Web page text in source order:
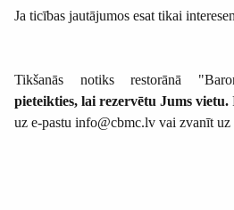
Ja ticības jautājumos esat tikai
Tikšanās notiks restorānā
pieteikties, lai rezervētu Jums vietu.
uz e-pastu info@cbmc.lv vai zvanīt